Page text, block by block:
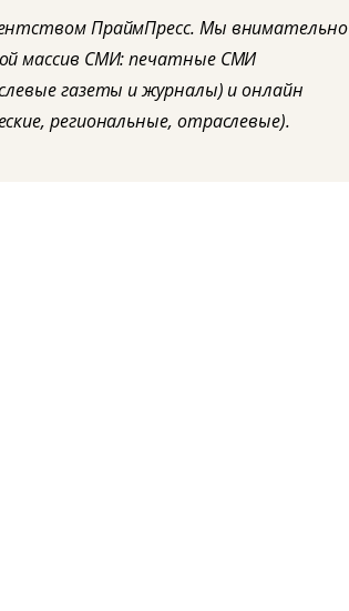
ПраймПресс. Мы внимательно
массив СМИ: печатные СМИ
газеты и журналы) и онлайн
региональные, отраслевые).